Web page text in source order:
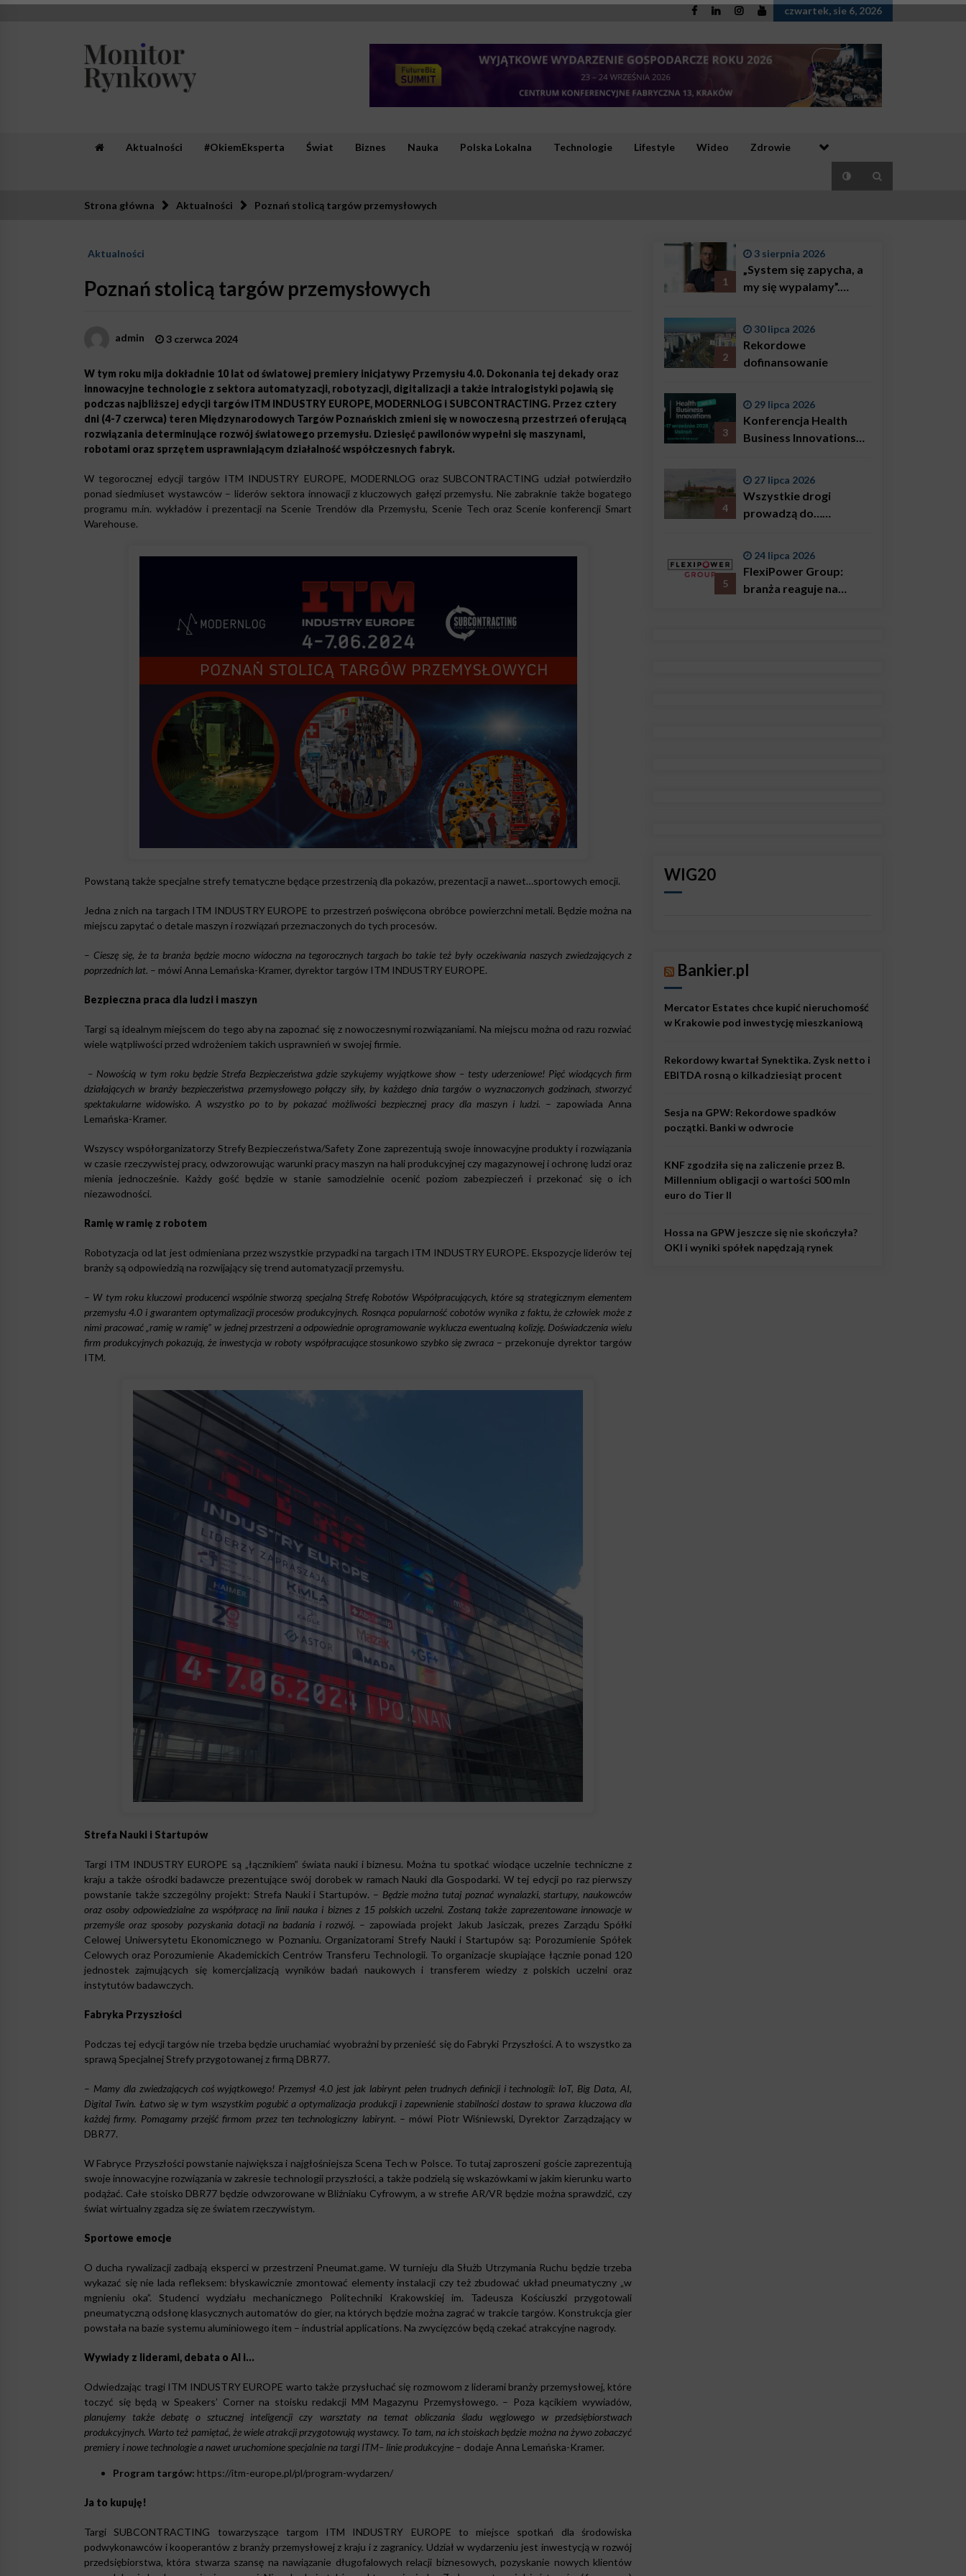
Skip
czwartek, sie 6, 2026
Aktualności #OkiemEksperta Świat Biznes Nauka Polska Lokalna Technologie Lifestyle Wideo Zdrowie
Strona główna Aktualności Poznań stolicą targów przemysłowych
Aktualności
Poznań stolicą targów przemysłowych
admin 3 czerwca 2024
W tym roku mija dokładnie 10 lat od światowej premiery inicjatywy Przemysłu 4.0. Dokonania tej dekady oraz
innowacyjne technologie z sektora automatyzacji, robotyzacji, digitalizacji a także intralogistyki pojawią się
podczas najbliższej edycji targów ITM INDUSTRY EUROPE, MODERNLOG i SUBCONTRACTING. Przez cztery
dni (4-7 czerwca) teren Międzynarodowych Targów Poznańskich zmieni się w nowoczesną przestrzeń oferującą
rozwiązania determinujące rozwój światowego przemysłu. Dziesięć pawilonów wypełni się maszynami,
robotami oraz sprzętem usprawniającym działalność współczesnych fabryk.
W tegorocznej edycji targów ITM INDUSTRY EUROPE, MODERNLOG oraz SUBCONTRACTING udział potwierdziło
ponad siedmiuset wystawców – liderów sektora innowacji z kluczowych gałęzi przemysłu. Nie zabraknie także bogatego
programu m.in. wykładów i prezentacji na Scenie Trendów dla Przemysłu, Scenie Tech oraz Scenie konferencji Smart
Warehouse.
Powstaną także specjalne strefy tematyczne będące przestrzenią dla pokazów, prezentacji a nawet…sportowych emocji.
Jedna z nich na targach ITM INDUSTRY EUROPE to przestrzeń poświęcona obróbce powierzchni metali. Będzie można na
miejscu zapytać o detale maszyn i rozwiązań przeznaczonych do tych procesów.
– Cieszę się, że ta branża będzie mocno widoczna na tegorocznych targach bo takie też były oczekiwania naszych zwiedzających z
poprzednich lat. – mówi Anna Lemańska-Kramer, dyrektor targów ITM INDUSTRY EUROPE.
Bezpieczna praca dla ludzi i maszyn
Targi są idealnym miejscem do tego aby na zapoznać się z nowoczesnymi rozwiązaniami. Na miejscu można od razu rozwiać
wiele wątpliwości przed wdrożeniem takich usprawnień w swojej firmie.
– Nowością w tym roku będzie Strefa Bezpieczeństwa gdzie szykujemy wyjątkowe show – testy uderzeniowe! Pięć wiodących firm
działających w branży bezpieczeństwa przemysłowego połączy siły, by każdego dnia targów o wyznaczonych godzinach, stworzyć
spektakularne widowisko. A wszystko po to by pokazać możliwości bezpiecznej pracy dla maszyn i ludzi. – zapowiada Anna
Lemańska-Kramer.
Wszyscy współorganizatorzy Strefy Bezpieczeństwa/Safety Zone zaprezentują swoje innowacyjne produkty i rozwiązania
w czasie rzeczywistej pracy, odwzorowując warunki pracy maszyn na hali produkcyjnej czy magazynowej i ochronę ludzi oraz
mienia jednocześnie. Każdy gość będzie w stanie samodzielnie ocenić poziom zabezpieczeń i przekonać się o ich
niezawodności.
Ramię w ramię z robotem
Robotyzacja od lat jest odmieniana przez wszystkie przypadki na targach ITM INDUSTRY EUROPE. Ekspozycje liderów tej
branży są odpowiedzią na rozwijający się trend automatyzacji przemysłu.
– W tym roku kluczowi producenci wspólnie stworzą specjalną Strefę Robotów Współpracujących, które są strategicznym elementem
przemysłu 4.0 i gwarantem optymalizacji procesów produkcyjnych. Rosnąca popularność cobotów wynika z faktu, że człowiek może z
nimi pracować „ramię w ramię” w jednej przestrzeni a odpowiednie oprogramowanie wyklucza ewentualną kolizję. Doświadczenia wielu
firm produkcyjnych pokazują, że inwestycja w roboty współpracujące stosunkowo szybko się zwraca – przekonuje dyrektor targów
ITM.
Strefa Nauki i Startupów
Targi ITM INDUSTRY EUROPE są „łącznikiem” świata nauki i biznesu. Można tu spotkać wiodące uczelnie techniczne z
kraju a także ośrodki badawcze prezentujące swój dorobek w ramach Nauki dla Gospodarki. W tej edycji po raz pierwszy
powstanie także szczególny projekt: Strefa Nauki i Startupów. – Będzie można tutaj poznać wynalazki, startupy, naukowców
oraz osoby odpowiedzialne za współpracę na linii nauka i biznes z 15 polskich uczelni. Zostaną także zaprezentowane innowacje w
przemyśle oraz sposoby pozyskania dotacji na badania i rozwój. – zapowiada projekt Jakub Jasiczak, prezes Zarządu Spółki
Celowej Uniwersytetu Ekonomicznego w Poznaniu. Organizatorami Strefy Nauki i Startupów są: Porozumienie Spółek
Celowych oraz Porozumienie Akademickich Centrów Transferu Technologii. To organizacje skupiające łącznie ponad 120
jednostek zajmujących się komercjalizacją wyników badań naukowych i transferem wiedzy z polskich uczelni oraz
instytutów badawczych.
Fabryka Przyszłości
Podczas tej edycji targów nie trzeba będzie uruchamiać wyobraźni by przenieść się do Fabryki Przyszłości. A to wszystko za
sprawą Specjalnej Strefy przygotowanej z firmą DBR77.
– Mamy dla zwiedzających coś wyjątkowego! Przemysł 4.0 jest jak labirynt pełen trudnych definicji i technologii: IoT, Big Data, AI,
Digital Twin. Łatwo się w tym wszystkim pogubić a optymalizacja produkcji i zapewnienie stabilności dostaw to sprawa kluczowa dla
każdej firmy. Pomagamy przejść firmom przez ten technologiczny labirynt. – mówi Piotr Wiśniewski, Dyrektor Zarządzający w
DBR77.
W Fabryce Przyszłości powstanie największa i najgłośniejsza Scena Tech w Polsce. To tutaj zaproszeni goście zaprezentują
swoje innowacyjne rozwiązania w zakresie technologii przyszłości, a także podzielą się wskazówkami w jakim kierunku warto
podążać. Całe stoisko DBR77 będzie odwzorowane w Bliźniaku Cyfrowym, a w strefie AR/VR będzie można sprawdzić, czy
świat wirtualny zgadza się ze światem rzeczywistym.
Sportowe emocje
O ducha rywalizacji zadbają eksperci w przestrzeni Pneumat.game. W turnieju dla Służb Utrzymania Ruchu będzie trzeba
wykazać się nie lada refleksem: błyskawicznie zmontować elementy instalacji czy też zbudować układ pneumatyczny „w
mgnieniu oka”. Studenci wydziału mechanicznego Politechniki Krakowskiej im. Tadeusza Kościuszki przygotowali
pneumatyczną odsłonę klasycznych automatów do gier, na których będzie można zagrać w trakcie targów. Konstrukcja gier
powstała na bazie systemu aluminiowego item – industrial applications. Na zwycięzców będą czekać atrakcyjne nagrody.
Wywiady z liderami, debata o AI i…
Odwiedzając tragi ITM INDUSTRY EUROPE warto także przysłuchać się rozmowom z liderami branży przemysłowej, które
toczyć się będą w Speakers’ Corner na stoisku redakcji MM Magazynu Przemysłowego. – Poza kącikiem wywiadów,
planujemy także debatę o sztucznej inteligencji czy warsztaty na temat obliczania śladu węglowego w przedsiębiorstwach
produkcyjnych. Warto też pamiętać, że wiele atrakcji przygotowują wystawcy. To tam, na ich stoiskach będzie można na żywo zobaczyć
premiery i nowe technologie a nawet uruchomione specjalnie na targi ITM– linie produkcyjne – dodaje Anna Lemańska-Kramer.
Program targów: https://itm-europe.pl/pl/program-wydarzen/
Ja to kupuję!
Targi SUBCONTRACTING towarzyszące targom ITM INDUSTRY EUROPE to miejsce spotkań dla środowiska
podwykonawców i kooperantów z branży przemysłowej z kraju i z zagranicy. Udział w wydarzeniu jest inwestycją w rozwój
przedsiębiorstwa, która stwarza szansę na nawiązanie długofalowych relacji biznesowych, pozyskanie nowych klientów
1
3 sierpnia 2026
„System się zapycha, a
my się wypalamy”.
Bączkowski, mówi
wprost: problemem są
2
30 lipca 2026
Rekordowe
dofinansowanie
3
29 lipca 2026
Konferencja Health
Business Innovations
4
27 lipca 2026
Wszystkie drogi
prowadzą do…
5
24 lipca 2026
FlexiPower Group:
branża reaguje na
WIG20
Bankier.pl
Mercator Estates chce kupić nieruchomość
w Krakowie pod inwestycję mieszkaniową
Rekordowy kwartał Synektika. Zysk netto i
EBITDA rosną o kilkadziesiąt procent
Sesja na GPW: Rekordowe spadków
początki. Banki w odwrocie
KNF zgodziła się na zaliczenie przez B.
Millennium obligacji o wartości 500 mln
euro do Tier II
Hossa na GPW jeszcze się nie skończyła?
OKI i wyniki spółek napędzają rynek